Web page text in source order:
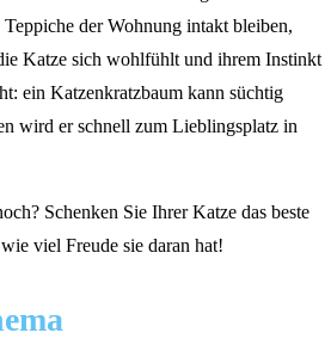
der Wohnung intakt bleiben,
Katze sich wohlfühlt und ihrem Instinkt
ein Katzenkratzbaum kann süchtig
wird er schnell zum Lieblingsplatz in
Schenken Sie Ihrer Katze das beste
viel Freude sie daran hat!